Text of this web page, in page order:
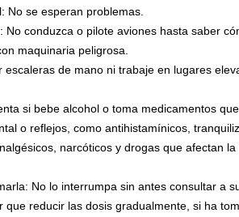
No se esperan problemas.
No conduzca o pilote aviones hasta saber
maquinaria peligrosa.
escaleras de mano ni trabaje en lugares
si bebe alcohol o toma medicamentos
o reflejos, como antihistamínicos,
narcóticos y drogas que afectan la
No lo interrumpa sin antes consultar a
que reducir las dosis gradualmente, si ha